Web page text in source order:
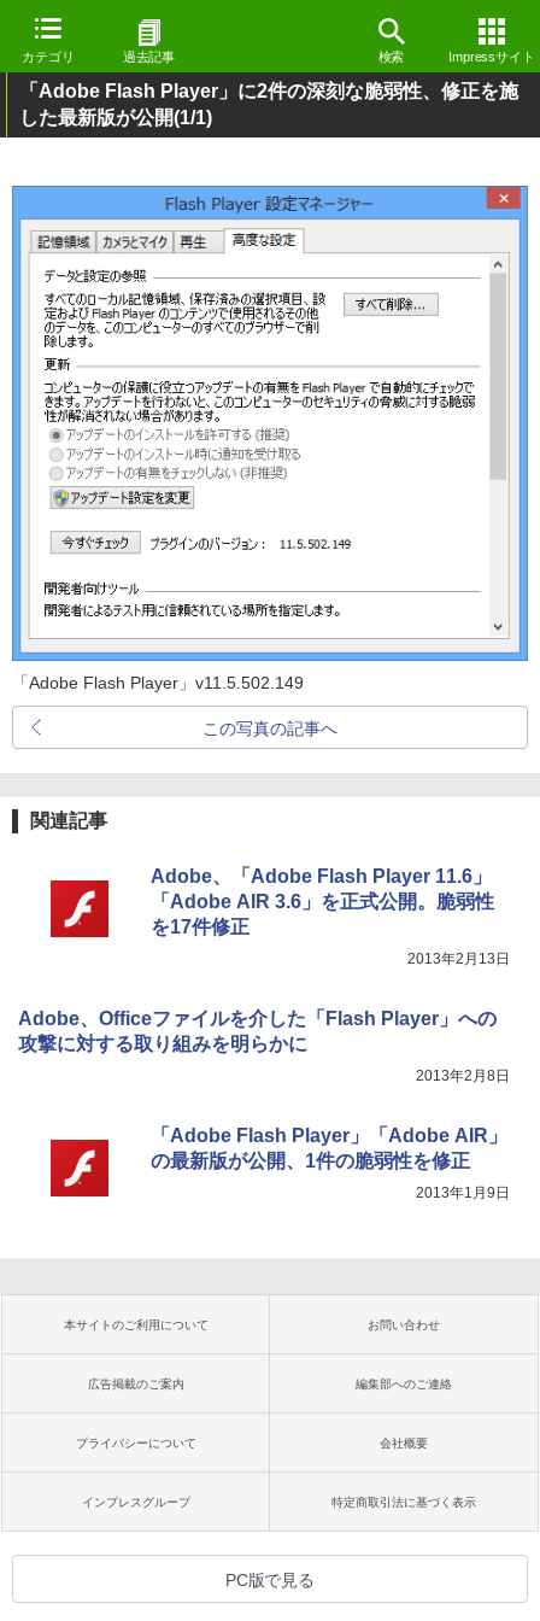
カテゴリ 過去記事 検索 Impressサイト
「Adobe Flash Player」に2件の深刻な脆弱性、修正を施
した最新版が公開(1/1)
「Adobe Flash Player」v11.5.502.149
この写真の記事へ
関連記事
Adobe、「Adobe Flash Player 11.6」
「Adobe AIR 3.6」を正式公開。脆弱性
を17件修正
2013年2月13日
Adobe、Officeファイルを介した「Flash Player」への
攻撃に対する取り組みを明らかに
2013年2月8日
「Adobe Flash Player」「Adobe AIR」
の最新版が公開、1件の脆弱性を修正
2013年1月9日
本サイトのご利用について お問い合わせ
広告掲載のご案内 編集部へのご連絡
プライバシーについて 会社概要
インプレスグループ 特定商取引法に基づく表示
PC版で見る